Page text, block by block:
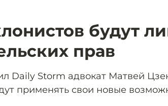
будут
прав
Daily Storm адвокат Матвей
применять свои новые